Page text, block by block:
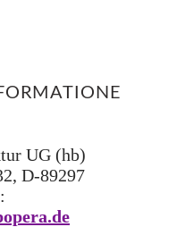
UG (hb)
D-89297